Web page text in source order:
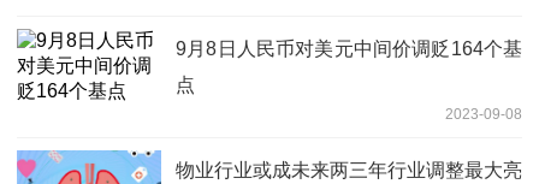
9月8日人民币对美元中间价调贬164个基
点
2023-09-08
物业行业或成未来两三年行业调整最大亮